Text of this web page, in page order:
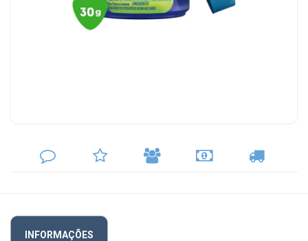
DEIXE
COMENTÁRIO
MINHA
LISTA
INDIQUE
FORMAS
CALCULAR
FRETE
INFORMAÇÕES